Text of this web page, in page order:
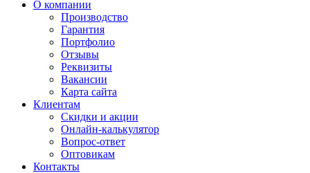
О компании
Производство
Гарантия
Портфолио
Отзывы
Реквизиты
Вакансии
Карта сайта
Клиентам
Скидки и акции
Онлайн-калькулятор
Вопрос-ответ
Оптовикам
Контакты